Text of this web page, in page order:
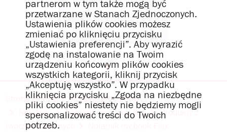
Strona główna
Katalog produktów
Notatniki
Notatniki my.book flex
Produkty z
tworzyw sztucznych
partnerom w tym także mogą być
przetwarzane w Stanach Zjednoczonych.
Ustawienia plików cookies możesz
zmieniać po kliknięciu przycisku
„Ustawienia preferencji”. Aby wyrazić
zgodę na instalowanie na Twoim
urządzeniu końcowym plików cookies
wszystkich kategorii, kliknij przycisk
„Akceptuję wszystko”. W przypadku
kliknięcia przycisku „Zgoda na niezbędne
pliki cookies” niestety nie będziemy mogli
spersonalizować treści do Twoich
potrzeb.